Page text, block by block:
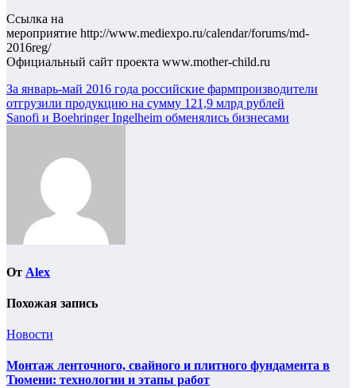
Ссылка на
мероприятие http://www.mediexpo.ru/calendar/forums/md-
2016reg/
Официальный сайт проекта www.mother-child.ru
Навигация
по
За январь-май 2016 года российские фармпроизводители
отгрузили продукцию на сумму 121,9 млрд рублей
Sanofi и Boehringer Ingelheim обменялись бизнесами
От Alex
Похожая запись
Новости
Монтаж ленточного, свайного и плитного фундамента в
Тюмени: технологии и этапы работ